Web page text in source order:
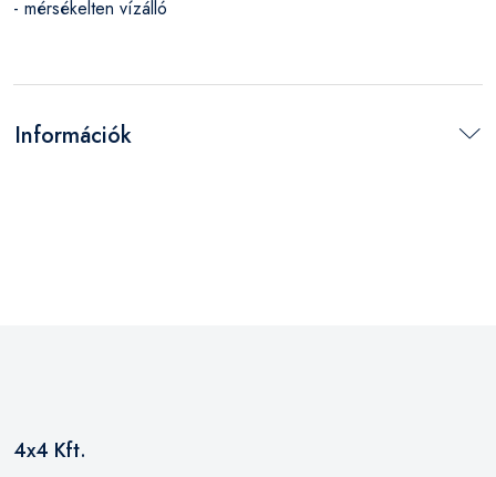
- mérsékelten vízálló
Információk
4x4 Kft.